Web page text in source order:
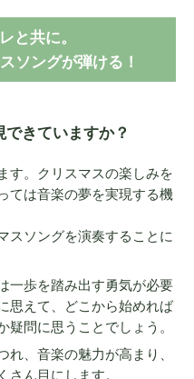
と共に。
ソングが弾ける！
きていますか？
す。クリスマスの楽しみを
ては音楽の夢を実現する機
スソングを演奏することに
一歩を踏み出す勇気が必要
思えて、どこから始めれば
疑問に思うことでしょう。
れ、音楽の魅力が高まり、
さん目にします。